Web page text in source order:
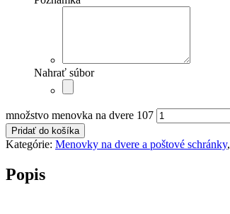
Nahrať súbor
množstvo menovka na dvere 107
Pridať do košíka
Kategórie: Menovky na dvere a poštové schránky,
Popis